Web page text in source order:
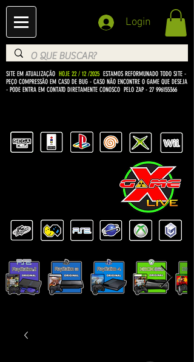
Login
SITE EM ATUALIZAÇÃO HOJE 22 / 12 /2025 ESTAMOS REFORMUNADO TODO SITE -
PEÇO COMPRESSÃO EM CASO DE BUG - CASO NÃO ENCONTRE O GAME QUE DESEJA
- PODE ENTRA EM CONTATO DIRETAMENTE CONOSCO PELO ZAP - 27 996155366